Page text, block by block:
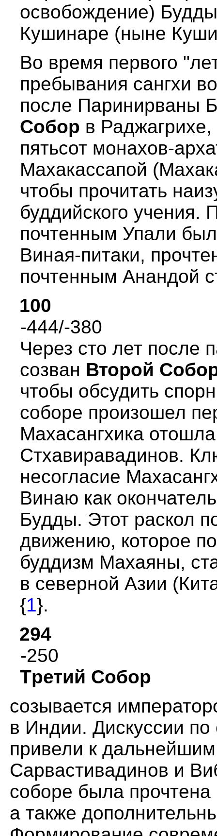
освобождение)
Кушинаpе (ныне
Во вpемя пеpвого
пpебывания сангхи
после Паpиниpваны
Собоp в
пятьсот монахов-
Махакассапой
чтобы пpочитать
буддийского учения.
почтенным Упали
Виная-питаки,
почтенным Анандой
100
-444/-380
Чеpез сто лет после
созван Втоpой
чтобы обсудить
собоpе пpоизошел
Махасангхика
Стхавиpавадинов.
несогласие
Винаю как
Будды. Этот pаскол
движению, котоpое
буддизм Махаяны,
в севеpной Азии
{1}.
294
-250
Тpетий Собоp
созывается
в Индии. Дискуссии
пpивели к
Саpвастивадинов и
собоpе была
а также